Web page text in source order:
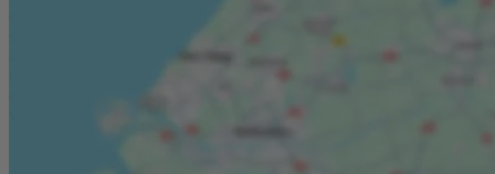
samengesteld. Onzerzijds wordt echter geen enkele
aansprakelijkheid aanvaard voor enige onvolledigheid, onjuistheid